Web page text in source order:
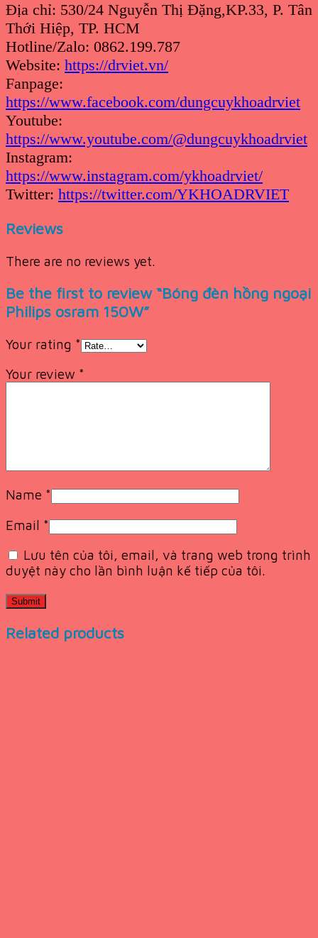
Địa chỉ: 530/24 Nguyễn Thị Đặng,KP.33, P. Tân
Thới Hiệp, TP. HCM
Hotline/Zalo: 0862.199.787
Website: https://drviet.vn/
Fanpage:
https://www.facebook.com/dungcuykhoadrviet
Youtube:
https://www.youtube.com/@dungcuykhoadrviet
Instagram:
https://www.instagram.com/ykhoadrviet/
Twitter: https://twitter.com/YKHOADRVIET
Reviews
There are no reviews yet.
Be the first to review “Bóng đèn hồng ngoại
Philips osram 150W”
Your rating *
Your review *
Name *
Email *
Lưu tên của tôi, email, và trang web trong trình
duyệt này cho lần bình luận kế tiếp của tôi.
Related products